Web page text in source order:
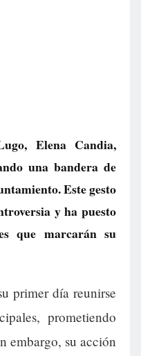
Elena Candia,
una bandera de
Este gesto
y ha puesto
que marcarán su
primer día reunirse
prometiendo
embargo, su acción